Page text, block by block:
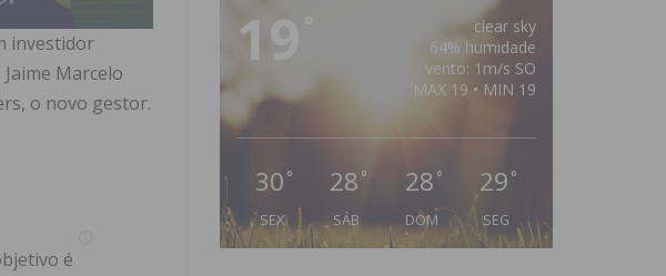
investidor
Marcelo
o novo gestor.
é
19
clear sky
64% humidade
vento: 1m/s SO
MAX 19 • MIN 19
30 °
SEX
28 °
SÁB
28 °
DOM
29 °
SEG